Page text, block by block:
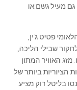
גם מעיל גשם או
פטיט ג'ין,
שבילי הליכה,
האוויר המתון
הציוריות ביותר של
בליטל רוק מציע